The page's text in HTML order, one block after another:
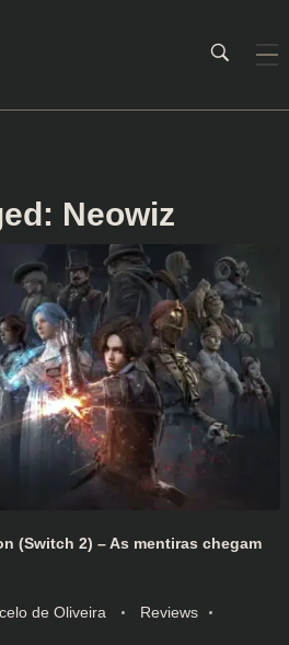
Neowiz
(Switch 2) – As mentiras chegam
de Oliveira
Reviews